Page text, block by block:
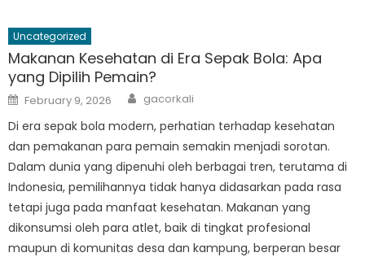
Uncategorized
Makanan Kesehatan di Era Sepak Bola: Apa
yang Dipilih Pemain?
Posted
on
February 9, 2026 Author
gacorkali
Di era sepak bola modern, perhatian terhadap kesehatan
dan pemakanan para pemain semakin menjadi sorotan.
Dalam dunia yang dipenuhi oleh berbagai tren, terutama di
Indonesia, pemilihannya tidak hanya didasarkan pada rasa
tetapi juga pada manfaat kesehatan. Makanan yang
dikonsumsi oleh para atlet, baik di tingkat profesional
maupun di komunitas desa dan kampung, berperan besar